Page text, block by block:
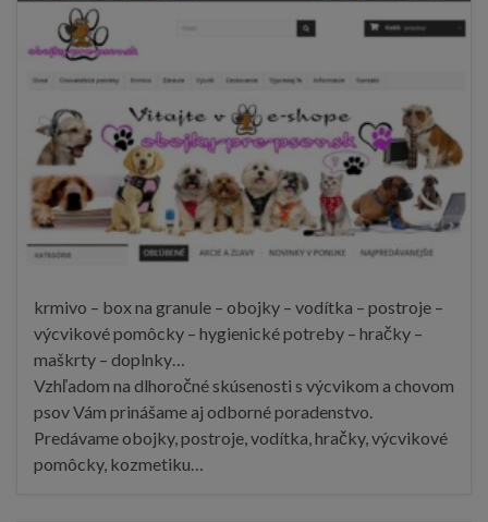
krmivo – box na granule – obojky – vodítka – postroje –
výcvikové pomôcky – hygienické potreby – hračky –
maškrty – doplnky…
Vzhľadom na dlhoročné skúsenosti s výcvikom a chovom
psov Vám prinášame aj odborné poradenstvo.
Predávame obojky, postroje, vodítka, hračky, výcvikové
pomôcky, kozmetiku…